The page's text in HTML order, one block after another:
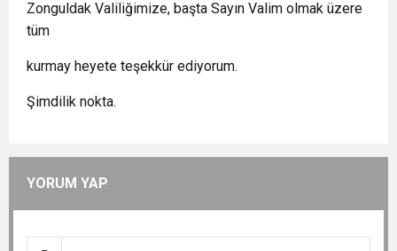
Zonguldak Valiliğimize, başta Sayın Valim olmak üzere
tüm
kurmay heyete teşekkür ediyorum.
Şimdilik nokta.
YORUM YAP